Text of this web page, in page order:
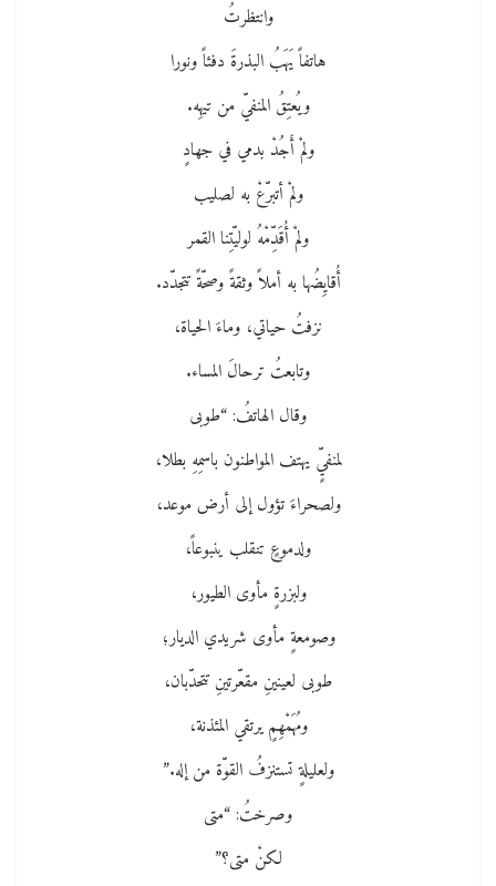
وانتظرتُ
هاتفاً يَهَبُ البذرةَ دفئاً ونورا
ويُعتِقُ المنفيّ من تيهِه.
ولمْ أَجُدْ بدمي في جهادٍ
ولمْ أتبرّعْ به لصليب
ولمْ أُقَدِّمْهُ لوليّتِنا القمر
أُقايِضُها به أملاً وثقةً وصحّةً تتجدّد.
نزفتُ حياتي، وماءَ الحياة،
وتابعتُ ترحالَ المساء.
وقال الهاتفُ: “طوبى
لمنفيٍّ يهتف المواطنون باسمِهِ بطلا،
ولصحراءَ تؤول إلى أرض موعد،
ولدموعٍ تنقلب ينبوعاً،
ولبزرةٍ مأوى الطيور،
وصومعةٍ مأوى شريدي الديار؛
طوبى لعينينِ مقعّرتينِ تتحدّبان،
ومُهَمْهِمٍ يرتقي المئذنة،
ولعليلةٍ تستنزفُ القوّة من إله.”
وصرختُ: “متى
لكنْ متى؟”